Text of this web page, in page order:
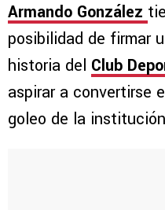
Armando González
posibilidad de firmar
historia del Club
aspirar a convertirse
goleo de la